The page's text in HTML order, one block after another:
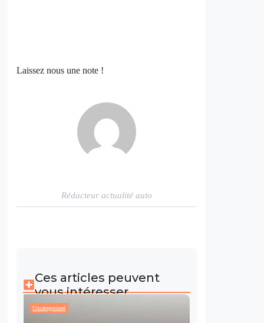
Laissez nous une note !
Rédacteur actualité auto
Ces articles peuvent
vous intéresser
Uncategorized